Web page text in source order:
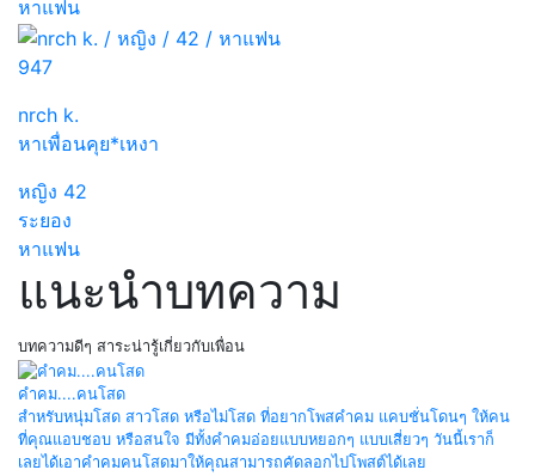
หาแฟน
947
nrch k.
หาเพื่อนคุย*เหงา
หญิง 42
ระยอง
หาแฟน
แนะนำบทความ
บทความดีๆ สาระน่ารู้เกี่ยวกับเพื่อน
คำคม....คนโสด
สำหรับหนุ่มโสด สาวโสด หรือไม่โสด ที่อยากโพสคำคม แคบชั่นโดนๆ ให้คน
ที่คุณแอบชอบ หรือสนใจ มีทั้งคำคมอ่อยแบบหยอกๆ แบบเสี่ยวๆ วันนี้เราก็
เลยได้เอาคำคมคนโสดมาให้คุณสามารถคัดลอกไปโพสต์ได้เลย